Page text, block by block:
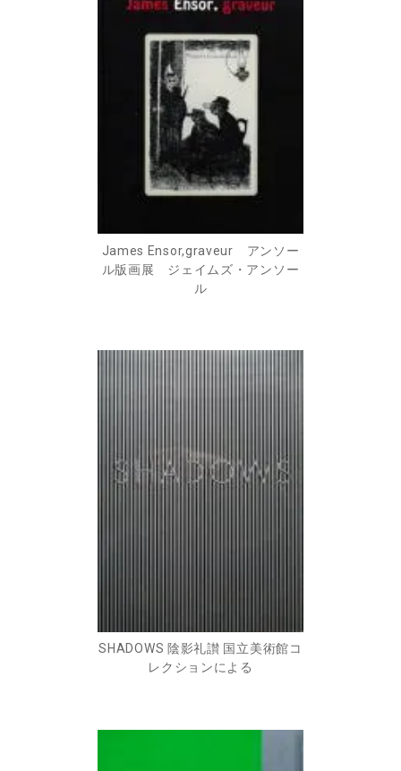
James Ensor,graveur アンソー
ル版画展 ジェイムズ・アンソー
ル
SHADOWS 陰影礼讃 国立美術館コ
レクションによる